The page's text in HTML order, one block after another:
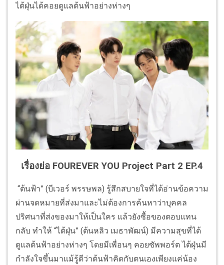
ไต้ฝุ่นได้คอยดูแลต้นฟ้าอย่างห่างๆ
เรื่องย่อ FOUREVER YOU Project Part 2 EP.4
“ต้นฟ้า” (บีเวอร์ พรรษพล) รู้สึกสบายใจที่ได้อ่านข้อความ
ผ่านจดหมายที่ส่งมาและไม่ต้องการค้นหาว่าบุคคล
ปริศนาที่ส่งของมาให้เป็นใคร แล้วยังซื้อของตอบแทน
กลับ ทำให้ “ไต้ฝุ่น” (ต้นหลิว เมธาพัฒน์) มีความสุขที่ได้
ดูแลต้นฟ้าอย่างห่างๆ โดยมีเพื่อนๆ คอยซัพพอร์ต ไต้ฝุ่นมี
กำลังใจขึ้นมาแม้รู้ดีว่าต้นฟ้าคิดกับตนเองเพียงแค่น้อง